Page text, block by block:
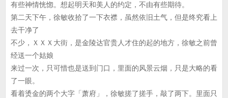
有些神情恍惚。想起明天和美人的约定，不由有些期待。
第二天下午，徐敏收拾了一下衣襟，虽然依旧土气，但是终究看上
去干净了
不少，ＸＸＸ大街，是金陵达官贵人才住的起的地方，徐敏之前曾
经送一个姑娘
来过一次，只可惜也是送到门口，里面的风景云烟，只是大略的看
了一眼。
看着烫金的两个大字「萧府」，徐敏搓了搓手，敲了两下。里面只